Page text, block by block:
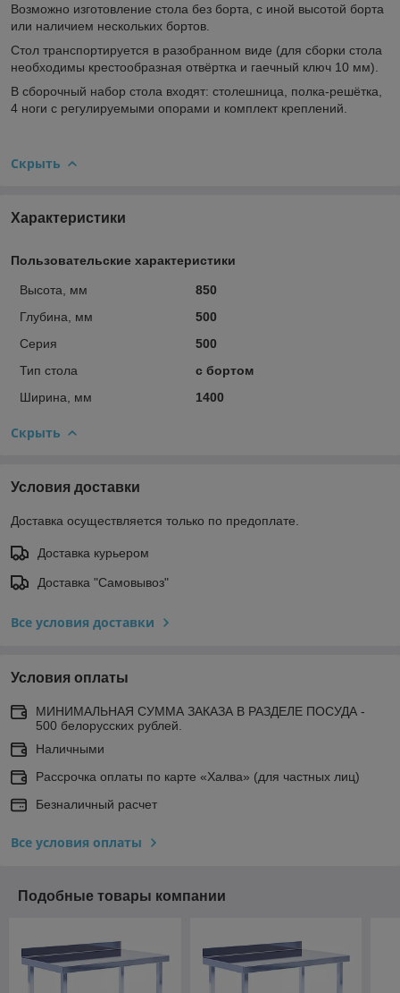
Возможно изготовление стола без борта, с иной высотой борта
или наличием нескольких бортов.
Стол транспортируется в разобранном виде (для сборки стола
необходимы крестообразная отвёртка и гаечный ключ 10 мм).
В сборочный набор стола входят: столешница, полка-решётка,
4 ноги с регулируемыми опорами и комплект креплений.
Скрыть
Характеристики
Пользовательские характеристики
Высота, мм
850
Глубина, мм
500
Серия
500
Тип стола
с бортом
Ширина, мм
1400
Скрыть
Условия доставки
Доставка осуществляется только по предоплате.
Доставка курьером
Доставка "Самовывоз"
Все условия доставки
Условия оплаты
МИНИМАЛЬНАЯ СУММА ЗАКАЗА В РАЗДЕЛЕ ПОСУДА -
500 белорусских рублей.
Наличными
Рассрочка оплаты по карте «Халва» (для частных лиц)
Безналичный расчет
Все условия оплаты
Подобные товары компании